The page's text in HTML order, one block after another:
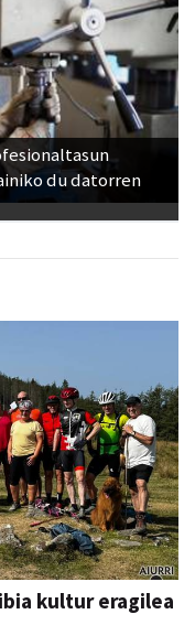
du datorren
kultur eragilea